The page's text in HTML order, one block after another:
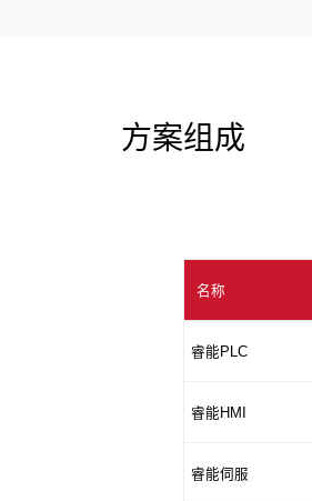
方案组成
名称
睿能PLC
睿能HMI
睿能伺服